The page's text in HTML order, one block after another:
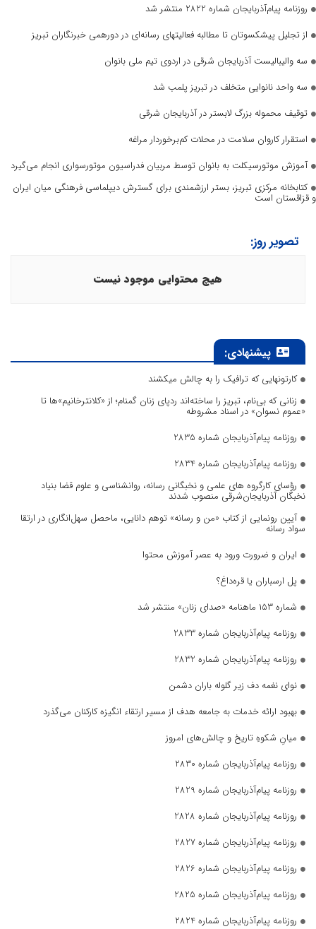
روزنامه پیام‌آذربایجان شماره 2822 منتشر شد
از تجلیل پیشکسوتان تا مطالبه فعالیتهای رسانه‌ای در دورهمی خبرنگاران تبریز
سه والیبالیست آذربایجان‌ شرقی در اردوی تیم ملی بانوان
سه واحد نانوایی متخلف در تبریز پلمب شد
توقیف محموله بزرگ لابستر در آذربایجان شرقی
استقرار کاروان سلامت در محلات کم‌برخوردار مراغه
آموزش موتورسیکلت به بانوان توسط مربیان فدراسیون موتورسواری انجام می‌گیرد
کتابخانه مرکزی تبریز، بستر ارزشمندی برای گسترش دیپلماسی فرهنگی میان ایران
و قزاقستان است
تصویر روز:
هیچ محتوایی موجود نیست
پیشنهادی:
کارتونهایی که ترافیک را به چالش میکشند
زنانی که بی‌نام، تبریز را ساخته‌اند ردپای زنان گمنام؛ از «کلانترخانیم»ها تا
«عموم نسوان» در اسناد مشروطه
روزنامه پیام‌آذربایجان شماره 2835
روزنامه پیام‌آذربایجان شماره 2834
رؤسای کارگروه های علمی و نخبگانی رسانه، روانشناسی و علوم قضا بنیاد
نخبگان آذربایجان‌شرقی منصوب شدند
آیین رونمایی از کتاب «من و رسانه» توهم دانایی، ماحصل سهل‌انگاری در ارتقا
سواد رسانه
ایران و ضرورت ورود به عصر آموزش محتوا
پل ارسباران یا قره‌داغ؟
شماره ۱۵۳ ماهنامه «صدای زنان» منتشر شد
روزنامه پیام‌آذربایجان شماره 2833
روزنامه پیام‌آذربایجان شماره 2832
نوای نغمه دف زیر گلوله باران دشمن
بهبود ارائه خدمات به جامعه هدف از مسیر ارتقاء انگیزه کارکنان می‌گذرد
میانِ شکوهِ تاریخ و چالش‌های امروز
روزنامه پیام‌آذربایجان شماره 2830
روزنامه پیام‌آذربایجان شماره 2829
روزنامه پیام‌آذربایجان شماره 2828
روزنامه پیام‌آذربایجان شماره 2827
روزنامه پیام‌آذربایجان شماره 2826
روزنامه پیام‌آذربایجان شماره 2825
روزنامه پیام‌آذربایجان شماره 2824